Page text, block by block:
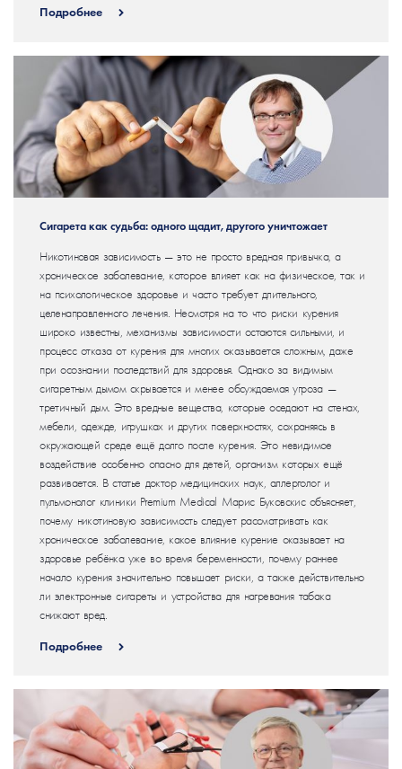
Подробнее
Сигарета как судьба: одного щадит, другого уничтожает
Никотиновая зависимость — это не просто вредная привычка, а
хроническое заболевание, которое влияет как на физическое, так и
на психологическое здоровье и часто требует длительного,
целенаправленного лечения. Несмотря на то что риски курения
широко известны, механизмы зависимости остаются сильными, и
процесс отказа от курения для многих оказывается сложным, даже
при осознании последствий для здоровья. Однако за видимым
сигаретным дымом скрывается и менее обсуждаемая угроза —
третичный дым. Это вредные вещества, которые оседают на стенах,
мебели, одежде, игрушках и других поверхностях, сохраняясь в
окружающей среде ещё долго после курения. Это невидимое
воздействие особенно опасно для детей, организм которых ещё
развивается. В статье доктор медицинских наук, аллерголог и
пульмонолог клиники Premium Medical Марис Буковскис объясняет,
почему никотиновую зависимость следует рассматривать как
хроническое заболевание, какое влияние курение оказывает на
здоровье ребёнка уже во время беременности, почему раннее
начало курения значительно повышает риски, а также действительно
ли электронные сигареты и устройства для нагревания табака
снижают вред.
Подробнее